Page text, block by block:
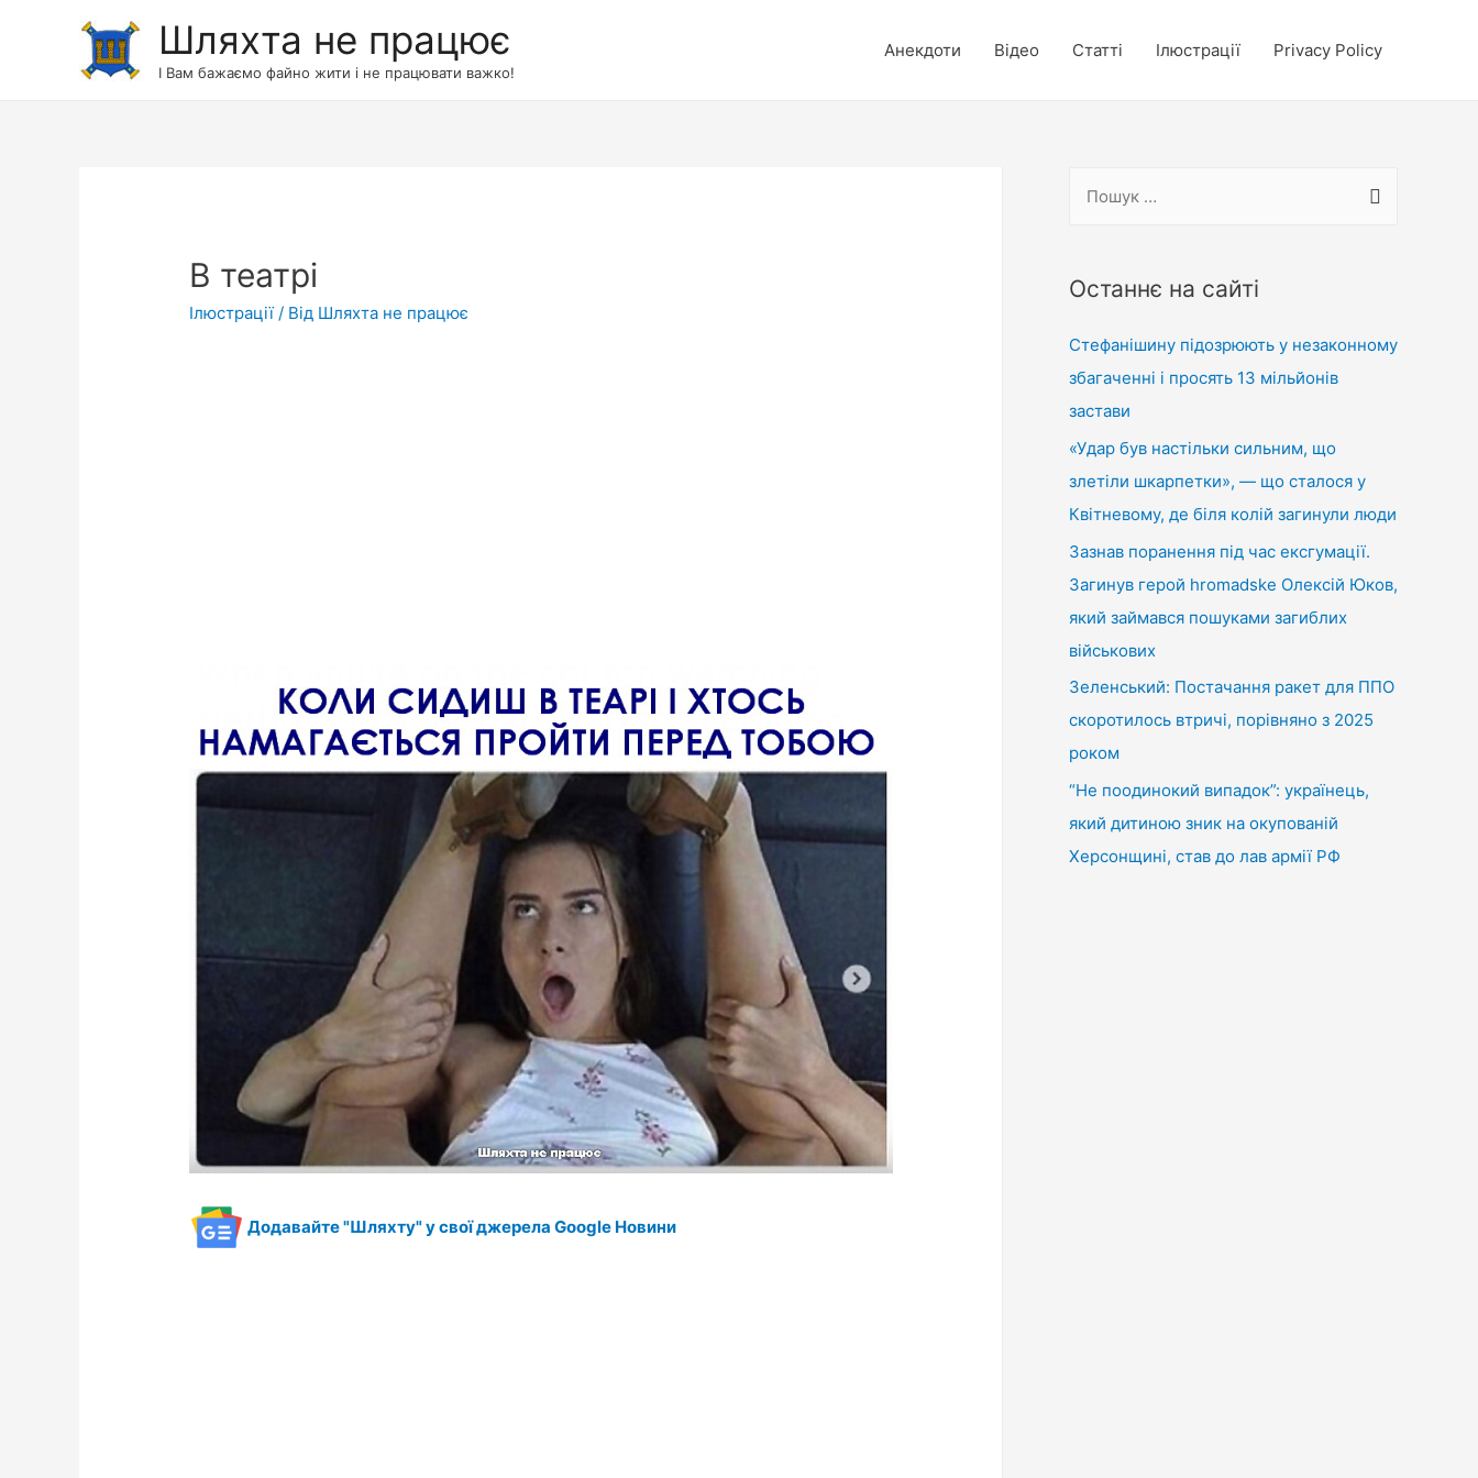
Шляхта не працює
І Вам бажаємо файно жити і не працювати важко!
Анекдоти Відео Статті Ілюстрації Privacy Policy
В театрі
Ілюстрації / Від Шляхта не працює
Додавайте "Шляхту" у свої джерела Google Новини
у
:
Останнє на сайті
Стефанішину підозрюють у незаконному
збагаченні і просять 13 мільйонів
застави
«Удар був настільки сильним, що
злетіли шкарпетки», — що сталося у
Квітневому, де біля колій загинули люди
Зазнав поранення під час ексгумації.
Загинув герой hromadske Олексій Юков,
який займався пошуками загиблих
військових
Зеленський: Постачання ракет для ППО
скоротилось втричі, порівняно з 2025
роком
“Не поодинокий випадок”: українець,
який дитиною зник на окупованій
Херсонщині, став до лав армії РФ